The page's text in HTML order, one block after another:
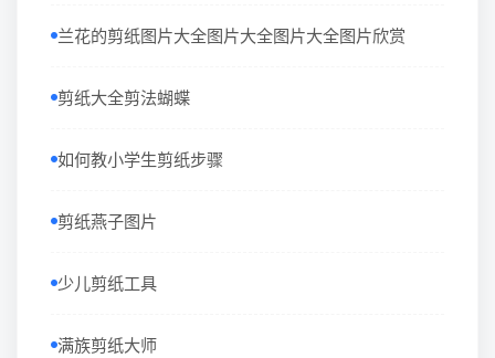
兰花的剪纸图片大全图片大全图片大全图片欣赏
剪纸大全剪法蝴蝶
如何教小学生剪纸步骤
剪纸燕子图片
少儿剪纸工具
满族剪纸大师